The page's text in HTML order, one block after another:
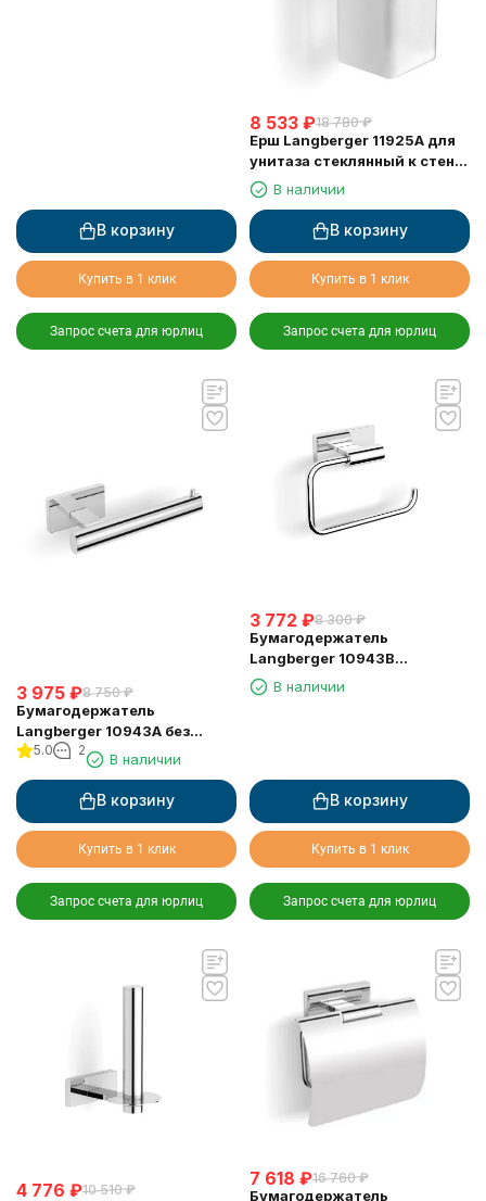
В корзину
Купить в 1 клик
Запрос счета для юрлиц
8 533 ₽18 780 ₽
Ерш Langberger 11925A для
унитаза стеклянный к стене
квадратный
В наличии
В корзину
Купить в 1 клик
Запрос счета для юрлиц
3 975 ₽8 750 ₽
Бумагодержатель
Langberger 10943A без
крышки квадратный
5.0 2
В наличии
В корзину
Купить в 1 клик
Запрос счета для юрлиц
3 772 ₽8 300 ₽
Бумагодержатель
Langberger 10943B
туалетной бумаги без
крышки квадратный
В наличии
В корзину
Купить в 1 клик
Запрос счета для юрлиц
4 776 ₽10 510 ₽
7 618 ₽16 760 ₽
Бумагодержатель